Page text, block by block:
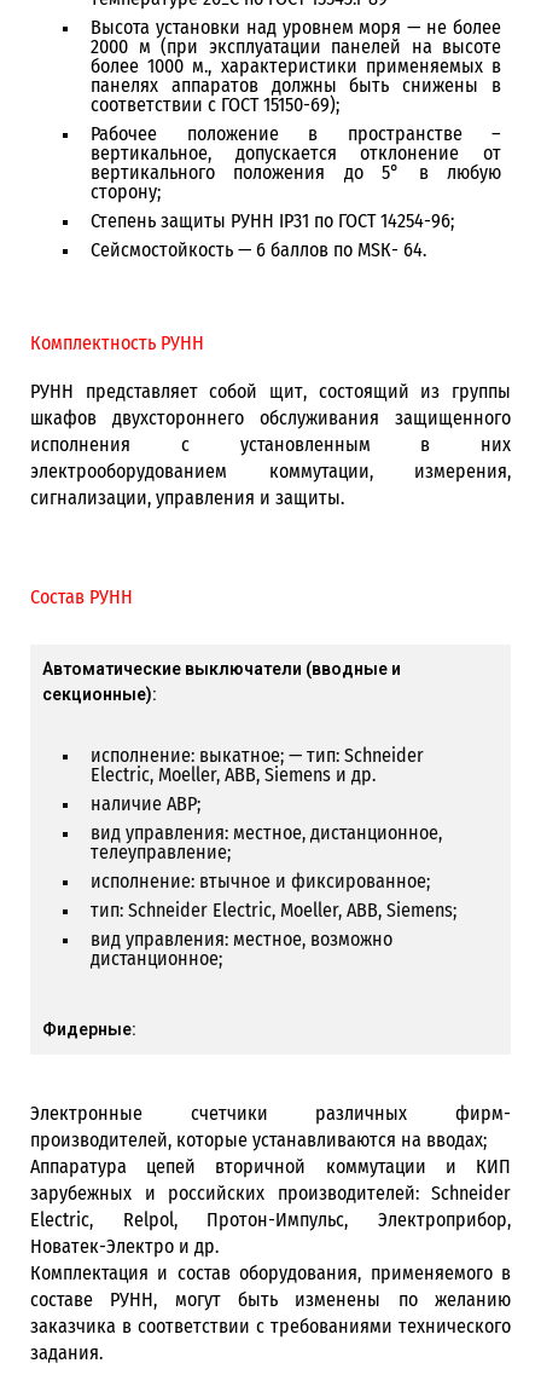
Высота установки над уровнем моря — не более
2000 м (при эксплуатации панелей на высоте
более 1000 м., характеристики применяемых в
панелях аппаратов должны быть снижены в
соответствии с ГОСТ 15150-69);
Рабочее положение в пространстве –
вертикальное, допускается отклонение от
вертикального положения до 5° в любую
сторону;
Степень защиты РУНН IP31 по ГОСТ 14254-96;
Сейсмостойкость — 6 баллов по МSК- 64.
Комплектность РУНН
РУНН представляет собой щит, состоящий из группы
шкафов двухстороннего обслуживания защищенного
исполнения с установленным в них
электрооборудованием коммутации, измерения,
сигнализации, управления и защиты.
Состав РУНН
Автоматические выключатели (вводные и
секционные):
исполнение: выкатное; — тип: Schneider
Electric, Moeller, ABB, Siemens и др.
наличие АВР;
вид управления: местное, дистанционное,
телеуправление;
исполнение: втычное и фиксированное;
тип: Schneider Electric, Moeller, ABB, Siemens;
вид управления: местное, возможно
дистанционное;
Фидерные:
Электронные счетчики различных фирм-
производителей, которые устанавливаются на вводах;
Аппаратура цепей вторичной коммутации и КИП
зарубежных и российских производителей: Schneider
Electric, Relpol, Протон-Импульс, Электроприбор,
Новатек-Электро и др.
Комплектация и состав оборудования, применяемого в
составе РУНН, могут быть изменены по желанию
заказчика в соответствии с требованиями технического
задания.